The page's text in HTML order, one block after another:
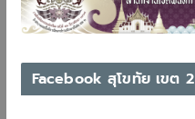
Facebook สุโขทัย เขต 2